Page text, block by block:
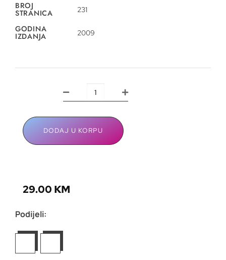
BROJ
STRANICA 231
GODINA
IZDANJA 2009
DODAJ U KORPU
29.00 KM
Podijeli: